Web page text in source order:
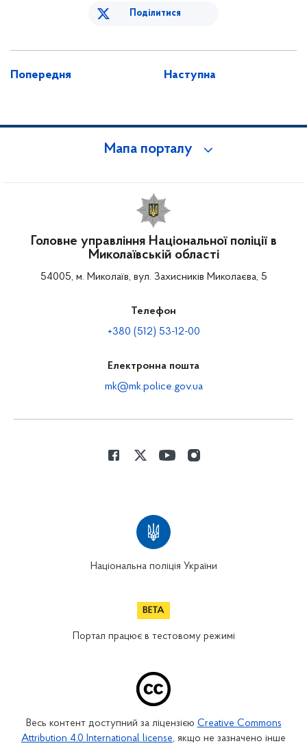
Поділитися
Попередня Наступна
Мапа порталу
Головне управління Національної поліції в
Миколаївській області
54005, м. Миколаїв, вул. Захисників Миколаєва, 5
Телефон
+380 (512) 53-12-00
Електронна пошта
mk@mk.police.gov.ua
Національна поліція України
Портал працює в тестовому режимі
Весь контент доступний за ліцензією Creative Commons
Attribution 4.0 International license, якщо не зазначено інше